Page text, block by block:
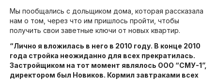
Мы пообщались с дольщиком дома, которая рассказала
нам о том, через что им пришлось пройти, чтобы
получить свои заветные ключи от новых квартир.
“Лично я вложилась в него в 2010 году. В конце 2010
года стройка неожиданно для всех прекратилась.
Застройщиком на тот момент являлось ООО “СМУ-1”,
директором был Новиков. Кормил завтраками всех